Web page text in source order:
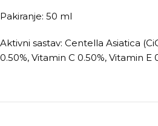
Pakiranje: 50 ml
Aktivni sastav: Centella Asiatica
0.50%, Vitamin C 0.50%, Vitamin E